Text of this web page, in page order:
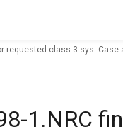
requested class 3 sys.
1.NRC